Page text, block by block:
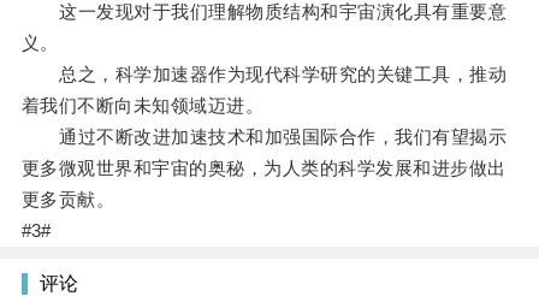
这一发现对于我们理解物质结构和宇宙演化具有重要意
义。
总之，科学加速器作为现代科学研究的关键工具，推动
着我们不断向未知领域迈进。
通过不断改进加速技术和加强国际合作，我们有望揭示
更多微观世界和宇宙的奥秘，为人类的科学发展和进步做出
更多贡献。
#3#
评论